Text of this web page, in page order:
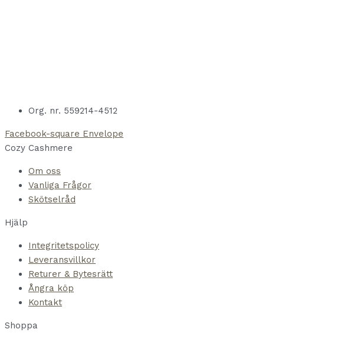
Org. nr. 559214-4512
Facebook-square Envelope
Cozy Cashmere
Om oss
Vanliga Frågor
Skötselråd
Hjälp
Integritetspolicy
Leveransvillkor
Returer & Bytesrätt
Ångra köp
Kontakt
Shoppa